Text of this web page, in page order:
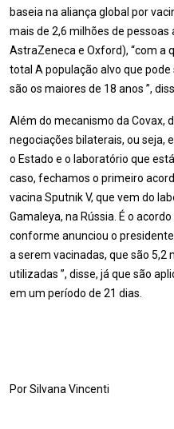
baseia na aliança global por
mais de 2,6 milhões de
AstraZeneca e Oxford), “com a
total A população alvo que
são os maiores de 18 anos ”,
Além do mecanismo da Covax,
negociações bilaterais, ou seja,
o Estado e o laboratório que
caso, fechamos o primeiro
vacina Sputnik V, que vem do
Gamaleya, na Rússia. É o
conforme anunciou o
a serem vacinadas, que são 5,2
utilizadas ”, disse, já que são
em um período de 21 dias.
Por Silvana Vincenti